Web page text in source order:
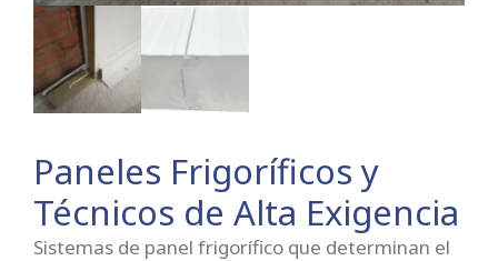
Paneles Frigoríficos y
Técnicos de Alta Exigencia
Sistemas de panel frigorífico que determinan el